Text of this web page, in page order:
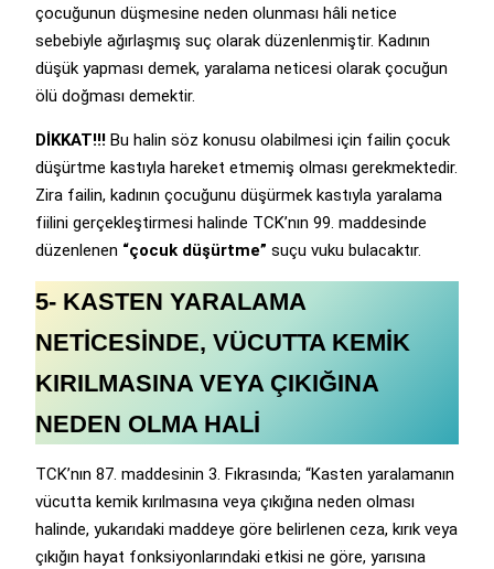
çocuğunun düşmesine neden olunması hâli netice
sebebiyle ağırlaşmış suç olarak düzenlenmiştir. Kadının
düşük yapması demek, yaralama neticesi olarak çocuğun
ölü doğması demektir.
DİKKAT!!! Bu halin söz konusu olabilmesi için failin çocuk
düşürtme kastıyla hareket etmemiş olması gerekmektedir.
Zira failin, kadının çocuğunu düşürmek kastıyla yaralama
fiilini gerçekleştirmesi halinde TCK’nın 99. maddesinde
düzenlenen “çocuk düşürtme” suçu vuku bulacaktır.
5- KASTEN YARALAMA
NETİCESİNDE, VÜCUTTA KEMİK
KIRILMASINA VEYA ÇIKIĞINA
NEDEN OLMA HALİ
TCK’nın 87. maddesinin 3. Fıkrasında; “Kasten yaralamanın
vücutta kemik kırılmasına veya çıkığına neden olması
halinde, yukarıdaki maddeye göre belirlenen ceza, kırık veya
çıkığın hayat fonksiyonlarındaki etkisi ne göre, yarısına